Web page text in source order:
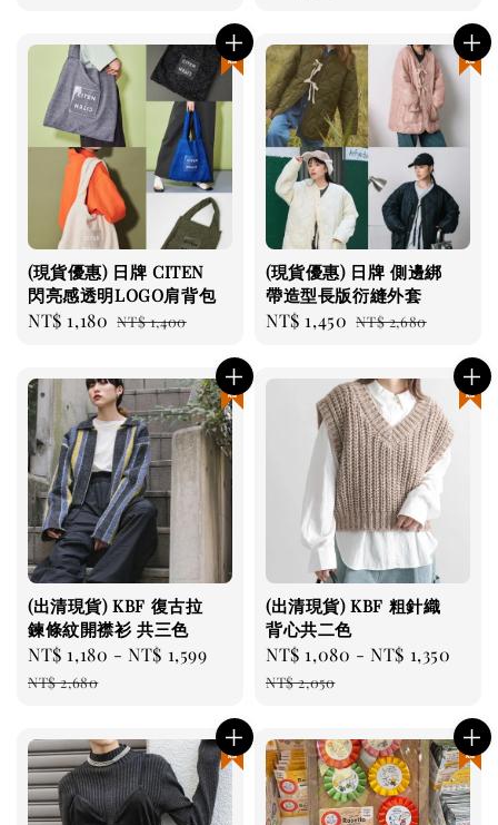
(現貨優惠) 日牌 CITEN
閃亮感透明LOGO肩背包
Sale
NT$ 1,180 Regular
NT$ 1,400
(現貨優惠) 日牌 側邊綁
帶造型長版衍縫外套
Sale
NT$ 1,450 Regular
NT$ 2,680
(出清現貨) KBF 復古拉
鍊條紋開襟衫 共三色
Sale
price
NT$ 1,180 -NT$ 1,599
Regular
NT$ 2,680
(出清現貨) KBF 粗針織
背心共二色
Sale
price
NT$ 1,080 -NT$ 1,350
NT$ 2,050